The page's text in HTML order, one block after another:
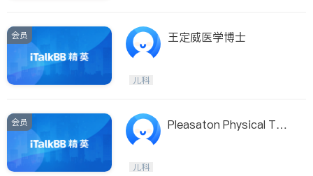
会员 王定威医学博士
儿科
会员
Pleasaton Physical The
儿科